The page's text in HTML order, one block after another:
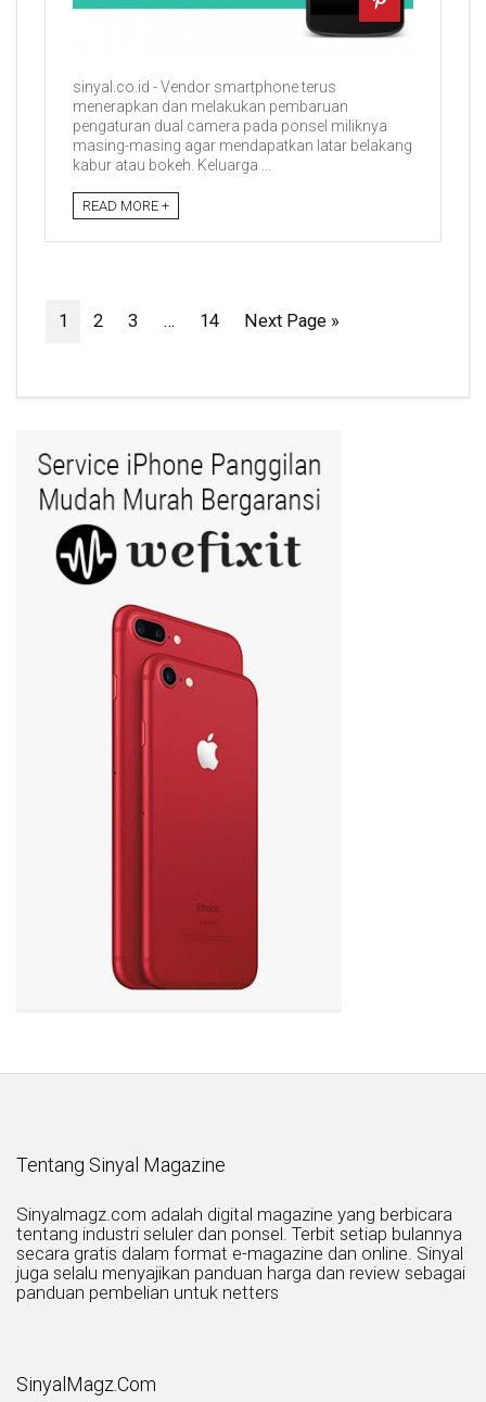
sinyal.co.id - Vendor smartphone terus
menerapkan dan melakukan pembaruan
pengaturan dual camera pada ponsel miliknya
masing-masing agar mendapatkan latar belakang
kabur atau bokeh. Keluarga ...
READ MORE +
1 2 3 … 14 Next Page »
Tentang Sinyal Magazine
Sinyalmagz.com adalah digital magazine yang berbicara
tentang industri seluler dan ponsel. Terbit setiap bulannya
secara gratis dalam format e-magazine dan online. Sinyal
juga selalu menyajikan panduan harga dan review sebagai
panduan pembelian untuk netters
SinyalMagz.Com